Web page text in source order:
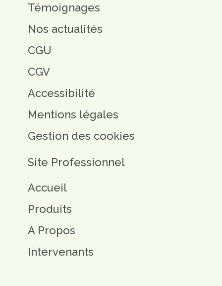
Site Professionnel
Accueil
Produits
A Propos
Intervenants
Témoignages
Nos actualités
CGU
CGV
Accessibilité
Mentions légales
Gestion des cookies